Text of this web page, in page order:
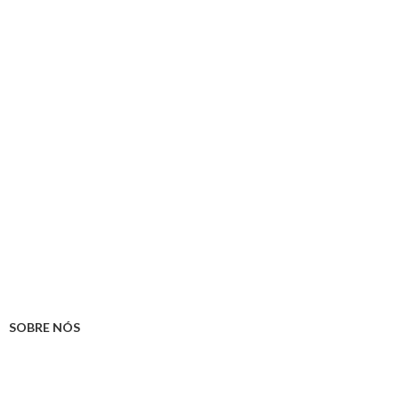
SOBRE NÓS